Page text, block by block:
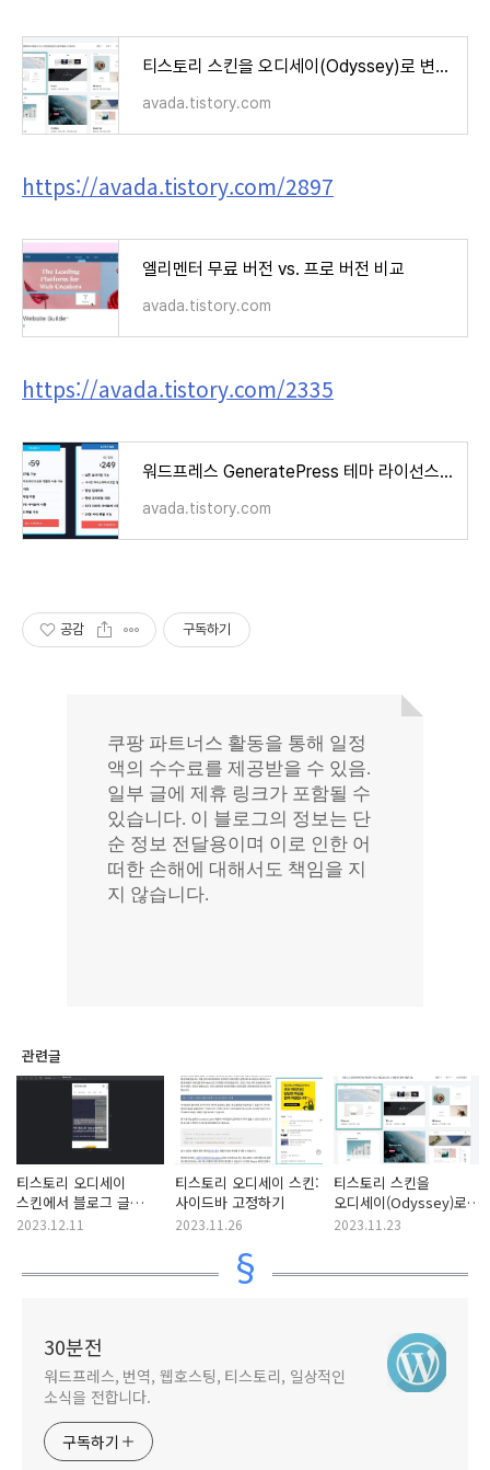
티스토리 스킨을 오디세이(Odyssey)로 변경했습니다
avada.tistory.com
https://avada.tistory.com/2897
엘리멘터 무료 버전 vs. 프로 버전 비교
avada.tistory.com
https://avada.tistory.com/2335
워드프레스 GeneratePress 테마 라이선스 (+요금제)
avada.tistory.com
공감 구독하기
관련글
티스토리 오디세이
스킨에서 블로그 글
제목 글자 크기 조정하기
2023.12.11
티스토리 오디세이 스킨:
사이드바 고정하기
2023.11.26
티스토리 스킨을
오디세이(Odyssey)로
변경했습니다
2023.11.23
30분전
워드프레스, 번역, 웹호스팅, 티스토리, 일상적인
소식을 전합니다.
구독하기